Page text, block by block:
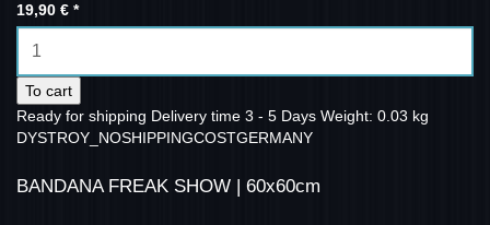
19,90 € *
To cart
Ready for shipping Delivery time 3 - 5 Days Weight: 0.03 kg
DYSTROY_NOSHIPPINGCOSTGERMANY
BANDANA FREAK SHOW | 60x60cm